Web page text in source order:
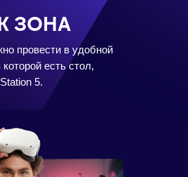
провести в удобной
есть стол,
5.
ЗОНА